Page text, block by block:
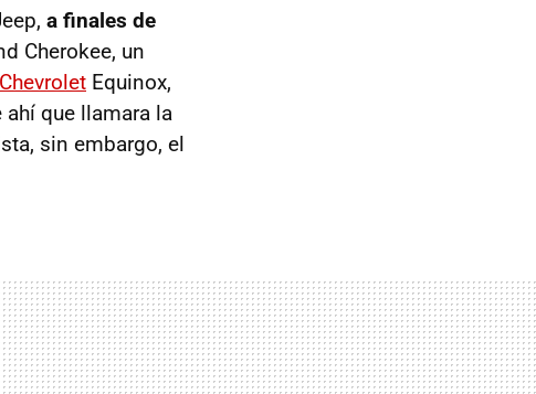
a finales de
Cherokee, un
Chevrolet Equinox,
ahí que llamara la
sin embargo, el